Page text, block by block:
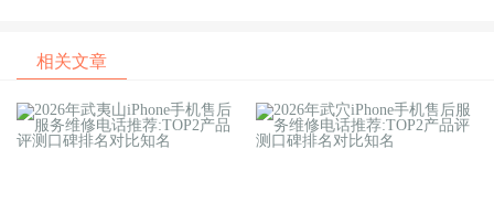
相关文章